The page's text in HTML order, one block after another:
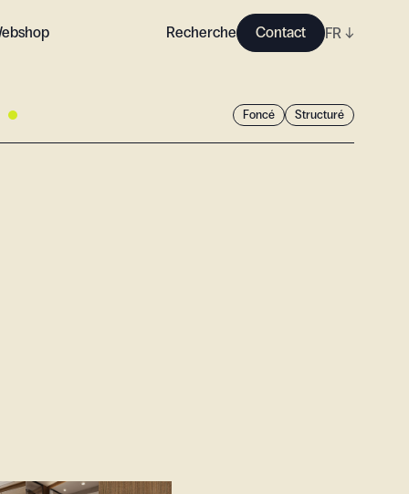
Recherche Contact FR ↓
Foncé Structuré